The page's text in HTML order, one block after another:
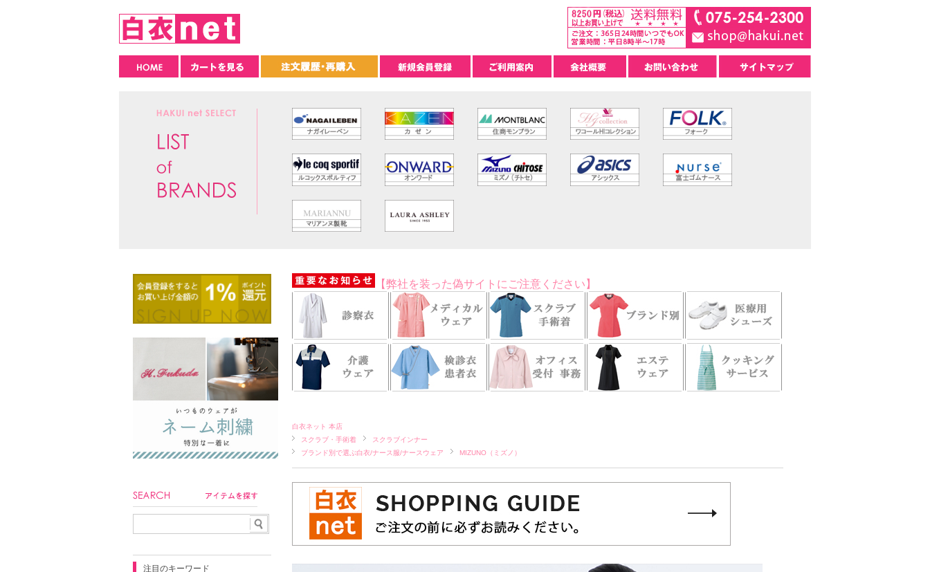
【弊社を装った偽サイトにご注意ください】
白衣ネット 本店
スクラブ・手術着
スクラブインナー
ブランド別で選ぶ白衣/ナース服/ナースウェア
MIZUNO（ミズノ）
注目のキーワード